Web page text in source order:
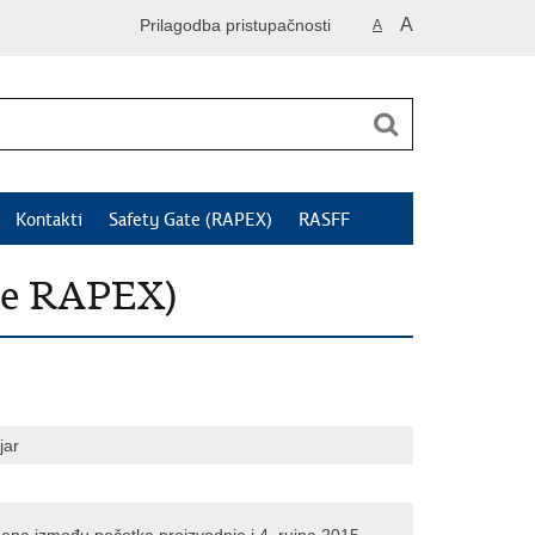
A A
Prilagodba pristupačnosti
Kontakti Safety Gate (RAPEX) RASFF
RAPEX)